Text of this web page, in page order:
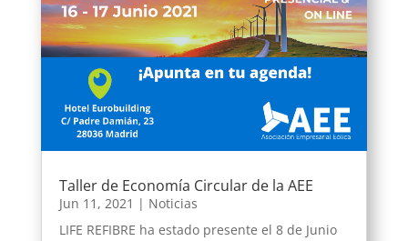
Taller de Economía Circular de la AEE
Jun 11, 2021 | Noticias
LIFE REFIBRE ha estado presente el 8 de Junio